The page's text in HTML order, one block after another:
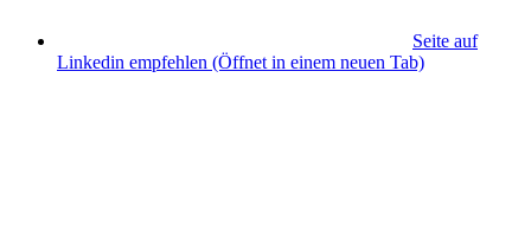
Seite auf
Linkedin empfehlen (Öffnet in einem neuen Tab)